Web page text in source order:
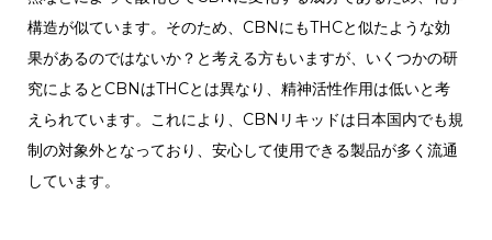
構造が似ています。そのため、CBNにもTHCと似たような効
果があるのではないか？と考える方もいますが、いくつかの研
究によるとCBNはTHCとは異なり、精神活性作用は低いと考
えられています。これにより、CBNリキッドは日本国内でも規
制の対象外となっており、安心して使用できる製品が多く流通
しています。